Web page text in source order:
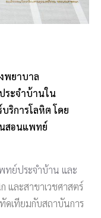
พยาบาล
ระจำบ้านใน
ริการโลหิต โดย
สอนแพทย์
ทย์ประจำบ้าน และ
และสาขาเวชศาสตร์
ดเทียมกับสถาบันการ